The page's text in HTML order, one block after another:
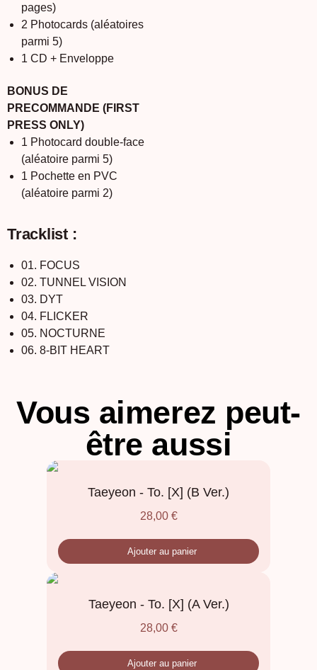
pages)
2 Photocards (aléatoires
parmi 5)
1 CD + Enveloppe
BONUS DE
PRECOMMANDE (FIRST
PRESS ONLY)
1 Photocard double-face
(aléatoire parmi 5)
1 Pochette en PVC
(aléatoire parmi 2)
Tracklist :
01. FOCUS
02. TUNNEL VISION
03. DYT
04. FLICKER
05. NOCTURNE
06. 8-BIT HEART
Vous aimerez peut-
être aussi
Taeyeon - To. [X] (B Ver.)
28,00 €
Ajouter au panier
Taeyeon - To. [X] (A Ver.)
28,00 €
Ajouter au panier